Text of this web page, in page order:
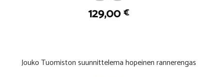
129,00 €
Jouko Tuomiston suunnittelema hopeinen rannerengas